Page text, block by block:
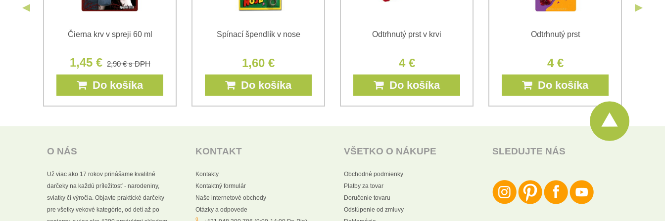
Čierna krv v spreji 60 ml
1,45 € 2,90 €s DPH
Do košíka
Spínací špendlík v nose
1,60 €
Do košíka
Odtrhnutý prst v krvi
4 €
Do košíka
Odtrhnutý prst
4 €
Do košíka
O NÁS
Už viac ako 17 rokov prinášame kvalitné
darčeky na každú príležitosť - narodeniny,
sviatky či výročia. Objavte praktické darčeky
pre všetky vekové kategórie, od detí až po
KONTAKT
Kontakty
Kontaktný formulár
Naše internetové obchody
Otázky a odpovede
VŠETKO O NÁKUPE
Obchodné podmienky
Platby za tovar
Doručenie tovaru
Odstúpenie od zmluvy
SLEDUJTE NÁS